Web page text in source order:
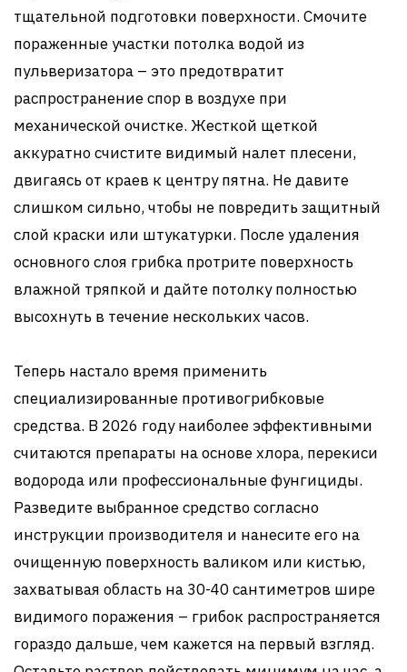
тщательной подготовки поверхности. Смочите
пораженные участки потолка водой из
пульверизатора – это предотвратит
распространение спор в воздухе при
механической очистке. Жесткой щеткой
аккуратно счистите видимый налет плесени,
двигаясь от краев к центру пятна. Не давите
слишком сильно, чтобы не повредить защитный
слой краски или штукатурки. После удаления
основного слоя грибка протрите поверхность
влажной тряпкой и дайте потолку полностью
высохнуть в течение нескольких часов.
Теперь настало время применить
специализированные противогрибковые
средства. В 2026 году наиболее эффективными
считаются препараты на основе хлора, перекиси
водорода или профессиональные фунгициды.
Разведите выбранное средство согласно
инструкции производителя и нанесите его на
очищенную поверхность валиком или кистью,
захватывая область на 30-40 сантиметров шире
видимого поражения – грибок распространяется
гораздо дальше, чем кажется на первый взгляд.